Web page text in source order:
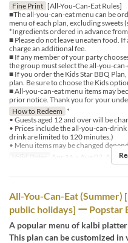
Fine Print [All-You-Can-Eat Rules]
■The all-you-can-eat menu can be
menu of each plan, excluding sweets
*Ingredients ordered in advance
■ Please do not leave uneaten food.
charge an additional fee.
■ If any member of your party
the group must select the all-you-can-
■ If you order the Kids Star BBQ
plan. Be sure to choose the Kids
■ All-you-can-eat menu items may
prior notice. Thank you for your
How to Redeem *
• Guests aged 12 and over will be
• Prices include the all-you-can-
drink are limited to 120 minutes.)
• Menu items may be changed
Valid Dates
Apr 16 ~ Aug 07, Aug
All-You-Can-Eat (Summer)
public holidays] ー Popstar
A popular menu of kalbi
This plan can be customized